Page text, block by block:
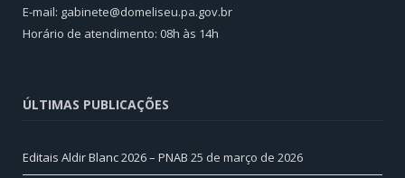
E-mail: gabinete@domeliseu.pa.gov.br
Horário de atendimento: 08h às 14h
ÚLTIMAS PUBLICAÇÕES
Editais Aldir Blanc 2026 – PNAB 25 de março de 2026